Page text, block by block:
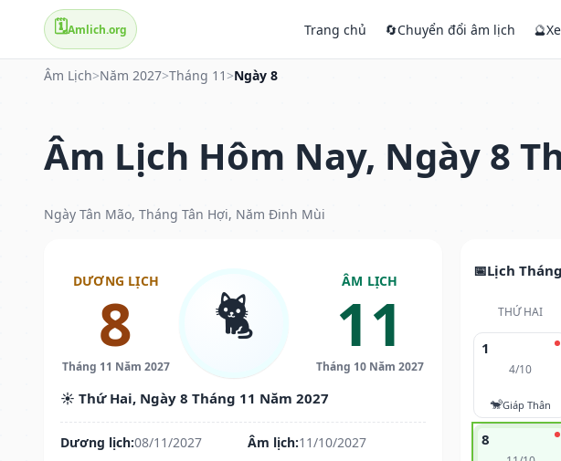
🗓️Amlich.org Trang chủ 🔄Chuyển đổi âm lịch 🔮
Âm Lịch>Năm 2027>Tháng 11 >Ngày 8
Âm Lịch Hôm Nay, Ngày 8
Ngày Tân Mão, Tháng Tân Hợi, Năm Đinh Mùi
DƯƠNG LỊCH
8
Tháng 11 Năm 2027
🐈 ÂM LỊCH
11
Tháng 10 Năm 2027
☀️ Thứ Hai, Ngày 8 Tháng 11 Năm 2027
Dương lịch:08/11/2027 Âm lịch:11/10/2027
Lịch
THỨ HAI
1
4/10
🐒Giáp Thân
8